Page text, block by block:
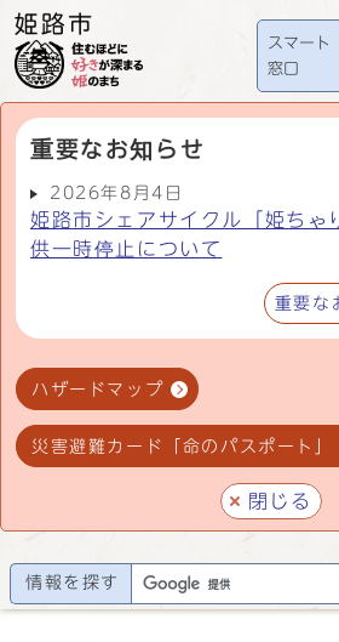
スマート
窓口
重要なお知らせ
2026年8月4日
姫路市シェアサイクル「姫ちゃ
供一時停止について
重要な
ハザードマップ
災害避難カード「命のパスポート」
閉じる
情報を探す